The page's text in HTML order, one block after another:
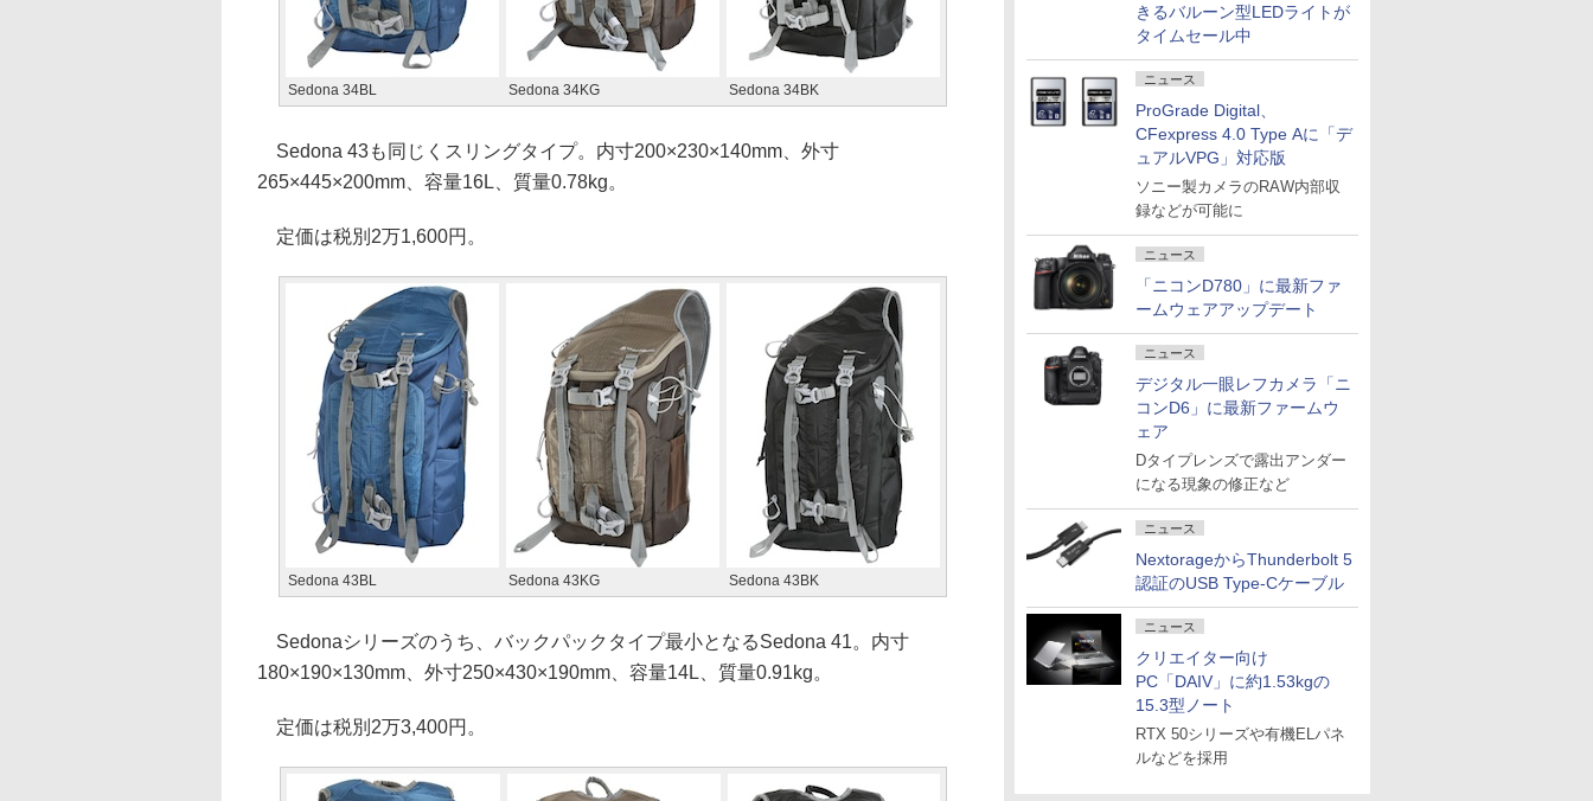
きるバルーン型LEDライトが
タイムセール中
ニュース
ProGrade Digital、
CFexpress 4.0 Type Aに「デ
ュアルVPG」対応版
ソニー製カメラのRAW内部収
録などが可能に
ニュース
「ニコンD780」に最新ファ
ームウェアアップデート
ニュース
デジタル一眼レフカメラ「ニ
コンD6」に最新ファームウ
ェア
Dタイプレンズで露出アンダー
になる現象の修正など
ニュース
NextorageからThunderbolt 5
認証のUSB Type-Cケーブル
ニュース
クリエイター向け
PC「DAIV」に約1.53kgの
15.3型ノート
RTX 50シリーズや有機ELパネ
ルなどを採用
Sedona 34BL Sedona 34KG Sedona 34BK
Sedona 43も同じくスリングタイプ。内寸200×230×140mm、外寸
265×445×200mm、容量16L、質量0.78kg。
定価は税別2万1,600円。
Sedona 43BL Sedona 43KG Sedona 43BK
Sedonaシリーズのうち、バックパックタイプ最小となるSedona 41。内寸
180×190×130mm、外寸250×430×190mm、容量14L、質量0.91kg。
定価は税別2万3,400円。